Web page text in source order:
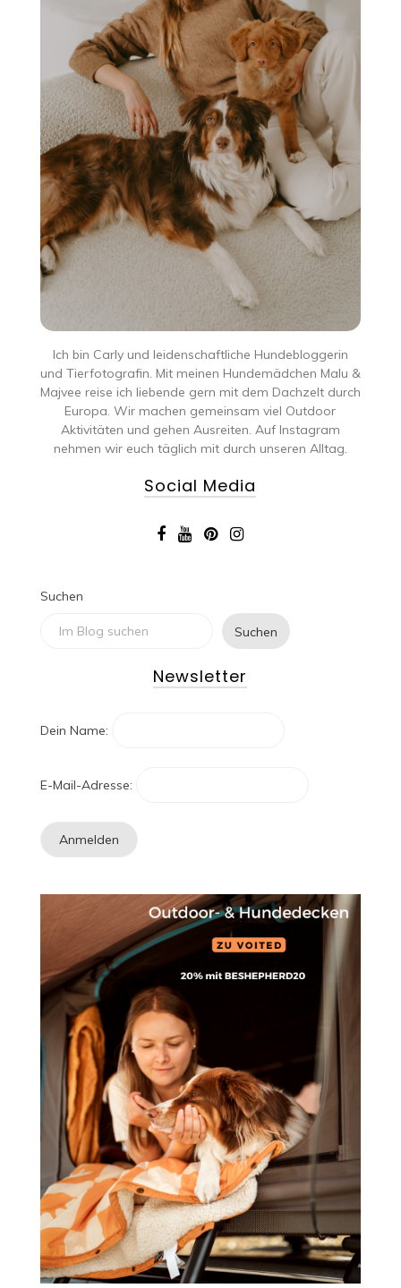
Ich bin Carly und leidenschaftliche Hundebloggerin
und Tierfotografin. Mit meinen Hundemädchen Malu &
Majvee reise ich liebende gern mit dem Dachzelt durch
Europa. Wir machen gemeinsam viel Outdoor
Aktivitäten und gehen Ausreiten. Auf Instagram
nehmen wir euch täglich mit durch unseren Alltag.
Social Media
Suchen
Suchen
Newsletter
Dein Name:
E-Mail-Adresse: